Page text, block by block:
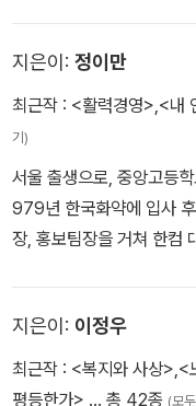
을 개발한 '빌리 엘리어트
월한 능력을 발휘하여 신
듀서로서, 연극 '레드', '대
롱' 등 해외 화제작과 연극
와' 등 창작극을 고루 선보
오늘의 젊은예술가상(문
통령상) 및 옥관문화훈장
폐회식 총감독, 2017년
저서로 『뮤지컬 드림』
여성CEO 50인'으로, 미
력 있는 여성 서밋'에 초청
가고 있는 대표적인 중소
렉스 투성이였던 자신의
기질을 오기와 투지로 해 '
니스는 호·불황에 흔들리
될 만한다. 실상 그녀는 내
니스 전략가로서 새로운
지은이: 정이만
최근작 : <활력경영>,<내
기)
서울 출생으로, 중앙고등
979년 한국화약에 입사
장, 홍보팀장을 거쳐 한컴
지은이: 이정우
최근작 : <복지와 사상>,<
평등한가> … 총 42종 (모